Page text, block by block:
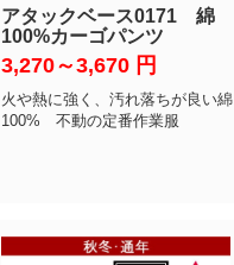
アタックベース0171 綿
100%カーゴパンツ
3,270～3,670 円
火や熱に強く、汚れ落ちが良い綿
100% 不動の定番作業服